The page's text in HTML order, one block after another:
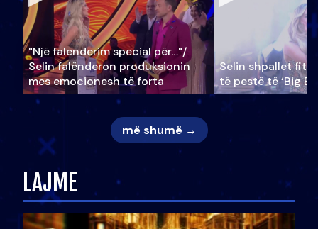
"Një falenderim special për…"/
Selin falënderon produksionin
mes emocionesh të forta
Selin shpallet
të pestë të ‘Big
më shumë →
LAJME